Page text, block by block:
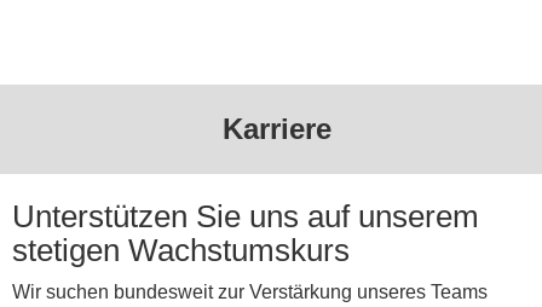
Karriere
Unterstützen Sie uns auf unserem
stetigen Wachstumskurs
Wir suchen bundesweit zur Verstärkung unseres Teams